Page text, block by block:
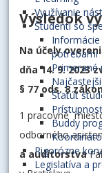
Využívanie
Študenti so
potrebami
Primerané
Štatút
Buddy
Rigorózne
Legislatíva a
Výsledok
Na účely
dňa 14. 9. 2023
§ 77 ods. 8
1 pracovné
odborného
a audítorstva